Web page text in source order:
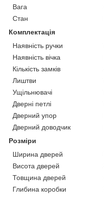
Вага
Стан
Комплектація
Наявність ручки
Наявність вічка
Кількість замків
Лиштви
Ущільнювачі
Дверні петлі
Дверний упор
Дверний доводчик
Розміри
Ширина дверей
Висота дверей
Товщина дверей
Глибина коробки